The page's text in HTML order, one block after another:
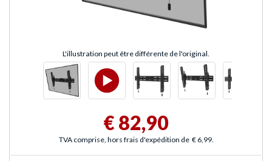
L'illustration peut être différente de l'original.
€ 82,90
TVA comprise, hors frais d'expédition de € 6,99.